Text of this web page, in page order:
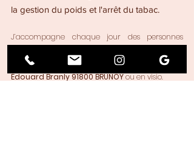
la gestion du poids et l'arrêt du tabac.
J’accompagne chaque jour des personnes
en consultation au cabinet situé au 6 rue
Édouard Branly 91800 BRUNOY ou en visio.